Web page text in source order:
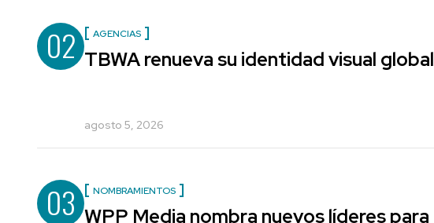
02 AGENCIAS
TBWA renueva su identidad visual global
agosto 5, 2026
03 NOMBRAMIENTOS
WPP Media nombra nuevos líderes para